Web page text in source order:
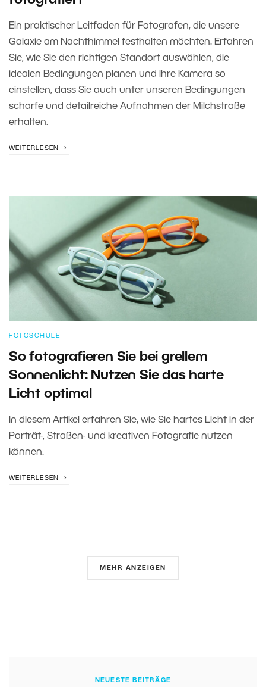
Ein praktischer Leitfaden für Fotografen, die unsere
Galaxie am Nachthimmel festhalten möchten. Erfahren
Sie, wie Sie den richtigen Standort auswählen, die
idealen Bedingungen planen und Ihre Kamera so
einstellen, dass Sie auch unter unseren Bedingungen
scharfe und detailreiche Aufnahmen der Milchstraße
erhalten.
WEITERLESEN
FOTOSCHULE
So fotografieren Sie bei grellem
Sonnenlicht: Nutzen Sie das harte
Licht optimal
In diesem Artikel erfahren Sie, wie Sie hartes Licht in der
Porträt-, Straßen- und kreativen Fotografie nutzen
können.
WEITERLESEN
MEHR ANZEIGEN
NEUESTE BEITRÄGE